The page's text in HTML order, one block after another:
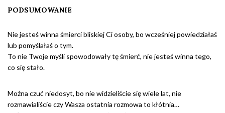
PODSUMOWANIE
Nie jesteś winna śmierci bliskiej Ci osoby, bo wcześniej powiedziałaś
lub pomyślałaś o tym.
To nie Twoje myśli spowodowały tę śmierć, nie jesteś winna tego,
co się stało.
Można czuć niedosyt, bo nie widzieliście się wiele lat, nie
rozmawialiście czy Wasza ostatnia rozmowa to kłótnia…